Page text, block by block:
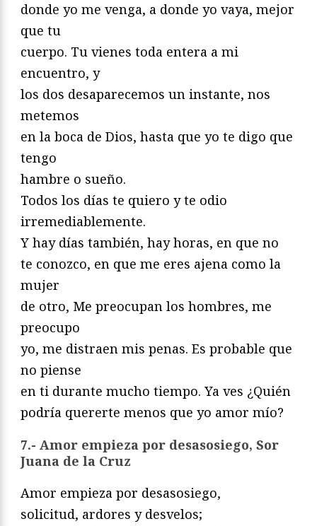
donde yo me venga, a donde yo vaya, mejor
que tu
cuerpo. Tu vienes toda entera a mi
encuentro, y
los dos desaparecemos un instante, nos
metemos
en la boca de Dios, hasta que yo te digo que
tengo
hambre o sueño.
Todos los días te quiero y te odio
irremediablemente.
Y hay días también, hay horas, en que no
te conozco, en que me eres ajena como la
mujer
de otro, Me preocupan los hombres, me
preocupo
yo, me distraen mis penas. Es probable que
no piense
en ti durante mucho tiempo. Ya ves ¿Quién
podría quererte menos que yo amor mío?
7.- Amor empieza por desasosiego, Sor
Juana de la Cruz
Amor empieza por desasosiego,
solicitud, ardores y desvelos;